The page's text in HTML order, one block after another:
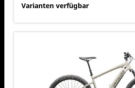
Varianten verfügbar